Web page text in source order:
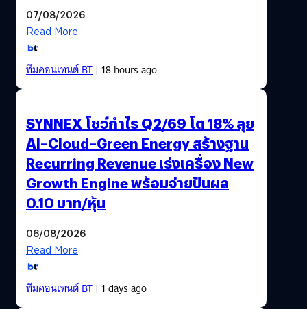
07/08/2026
Read More
ทีมคอนเทนต์ BT| 18 hours ago
SYNNEX โชว์กำไร Q2/69 โต 18% ลุย
AI–Cloud–Green Energy สร้างฐาน
Recurring Revenue เร่งเครื่อง New
Growth Engine พร้อมจ่ายปันผล
0.10 บาท/หุ้น
06/08/2026
Read More
ทีมคอนเทนต์ BT| 1 days ago